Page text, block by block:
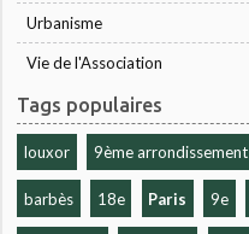
Urbanisme
Vie de l'Association
Tags populaires
louxor 9ème arrondissement
barbès 18e Paris 9e